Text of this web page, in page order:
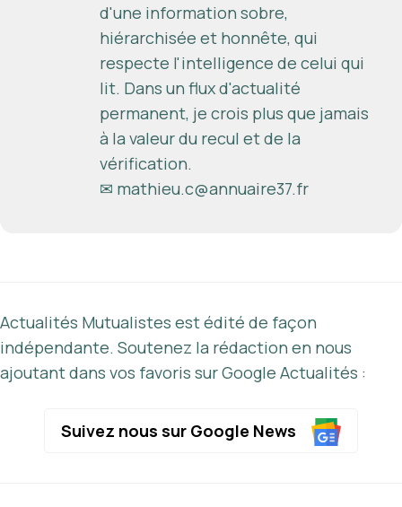
d'une information sobre,
hiérarchisée et honnête, qui
respecte l'intelligence de celui qui
lit. Dans un flux d'actualité
permanent, je crois plus que jamais
à la valeur du recul et de la
vérification.
✉ mathieu.c@annuaire37.fr
Actualités Mutualistes est édité de façon
indépendante. Soutenez la rédaction en nous
ajoutant dans vos favoris sur Google Actualités :
Suivez nous sur Google News